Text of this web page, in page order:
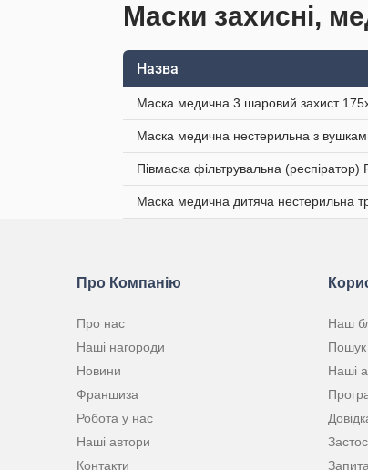
Маски захисні,
Назва
Маска медична 3 шаровий захист
Маска медична нестерильна з
Півмаска фільтрувальна
Маска медична дитяча нестерильна
Про Компанію
Про нас
Наші нагороди
Новини
Франшиза
Робота у нас
Наші автори
Контакти
Наш
Пошук
Наші